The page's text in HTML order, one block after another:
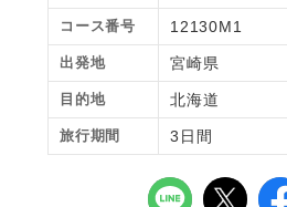
コース番号 12130M1
出発地 宮崎県
目的地 北海道
旅行期間 3日間